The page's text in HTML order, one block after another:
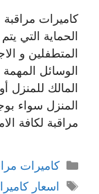
كاميرات
الحماية التي
المتطفلين و
الوسائل
المالك
المنزل سواء
مراقبة لكافة
كاميرات
اسعار